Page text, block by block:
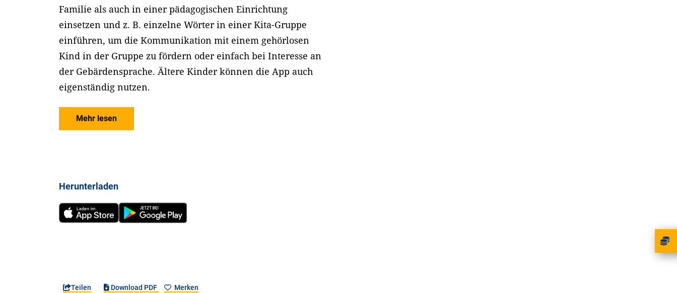
Familie als auch in einer pädagogischen Einrichtung
einsetzen und z. B. einzelne Wörter in einer Kita-Gruppe
einführen, um die Kommunikation mit einem gehörlosen
Kind in der Gruppe zu fördern oder einfach bei Interesse an
der Gebärdensprache. Ältere Kinder können die App auch
eigenständig nutzen.
Mehr lesen
Herunterladen
Teilen Download PDF Merken